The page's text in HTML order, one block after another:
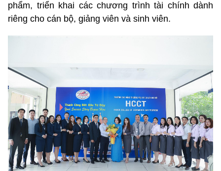
phẩm, triển khai các chương trình tài chính dành
riêng cho cán bộ, giảng viên và sinh viên.